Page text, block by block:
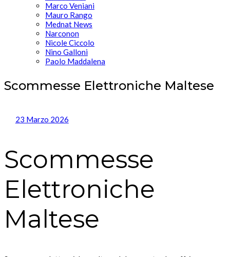
Marco Veniani
Mauro Rango
Mednat News
Narconon
Nicole Ciccolo
Nino Galloni
Paolo Maddalena
Scommesse Elettroniche Maltese
23 Marzo 2026
Scommesse
Elettroniche
Maltese